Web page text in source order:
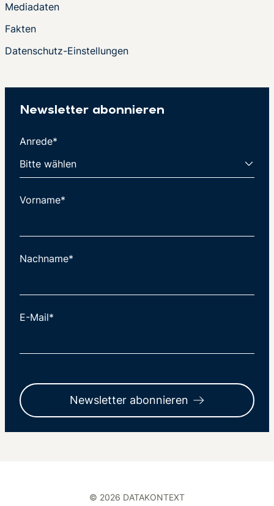
Mediadaten
Fakten
Datenschutz-Einstellungen
Newsletter abonnieren
Anrede*
Vorname*
Nachname*
E-Mail*
Newsletter abonnieren
© 2026 DATAKONTEXT